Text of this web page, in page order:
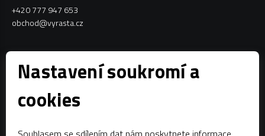
+420 777 947 653
obchod@vyrasta.cz
Kontakty
Spytihněv 145
Nastavení soukromí a
cookies